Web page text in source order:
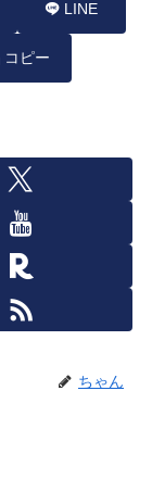
LINE
コピー
ちゃん